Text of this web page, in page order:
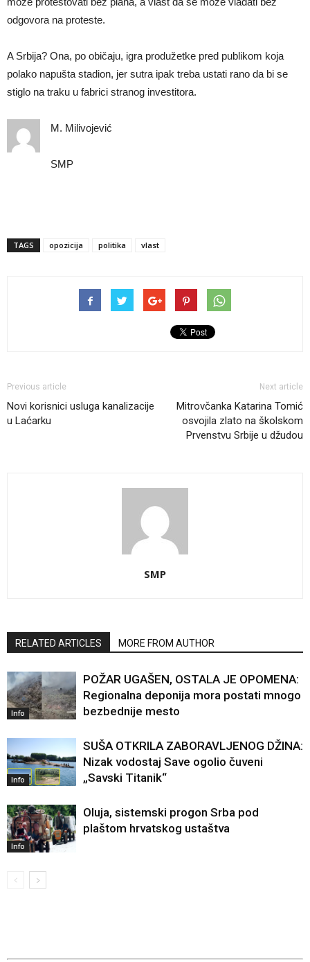
odgovora na proteste.
A Srbija? Ona, po običaju, igra produžetke pred publikom koja
polako napušta stadion, jer sutra ipak treba ustati rano da bi se
stiglo na traku u fabrici stranog investitora.
M. Milivojević
SMP
TAGS opozicija politika vlast
Previous article
Novi korisnici usluga kanalizacije
u Laćarku
Next article
Mitrovčanka Katarina Tomić
osvojila zlato na školskom
Prvenstvu Srbije u džudou
SMP
RELATED ARTICLES MORE FROM AUTHOR
Info
POŽAR UGAŠEN, OSTALA JE OPOMENA:
Regionalna deponija mora postati mnogo
bezbednije mesto
Info
SUŠA OTKRILA ZABORAVLJENOG DŽINA:
Nizak vodostaj Save ogolio čuveni
„Savski Titanik“
Info
Oluja, sistemski progon Srba pod
plaštom hrvatskog ustaštva